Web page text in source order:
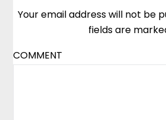
Your email address will not be
fields are
COMMENT